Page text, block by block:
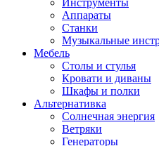
Инструменты
Аппараты
Станки
Музыкальные
Мебель
Столы и стулья
Кровати и диваны
Шкафы и полки
Альтернативка
Солнечная энергия
Ветряки
Генераторы